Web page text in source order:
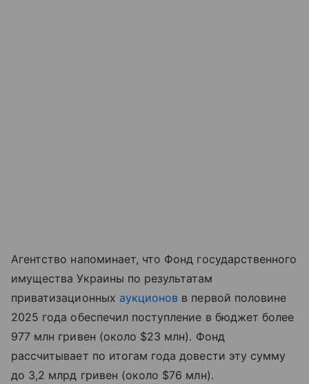
Агентство напоминает, что Фонд государственного
имущества Украины по результатам
приватизационных аукционов в первой половине
2025 года обеспечил поступление в бюджет более
977 млн гривен (около $23 млн). Фонд
рассчитывает по итогам года довести эту сумму
до 3,2 млрд гривен (около $76 млн).